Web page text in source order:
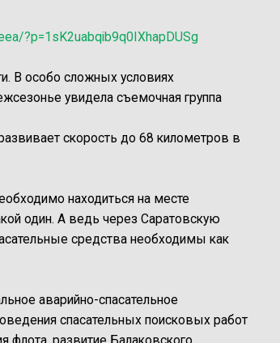
?p=1sK2uabqib9q0IXhapDUSg
В особо сложных условиях
увидела съемочная группа
скорость до 68 километров в
находиться на месте
один. А ведь через Саратовскую
средства необходимы как
аварийно-спасательное
спасательных поисковых работ